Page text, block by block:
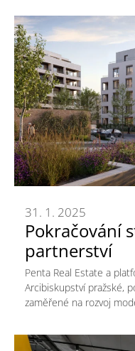
Pokračování
partnerství
31. 1. 2025
Penta Real Estate a
Arcibiskupství pražské,
zaměřené na rozvoj